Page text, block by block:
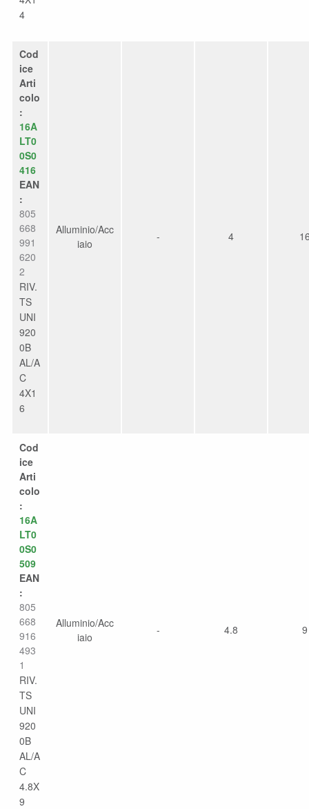
4
Cod
ice
Arti
colo
:
16A
LT0
0S0
416
EAN
:
805
668
991
620
2
RIV.
TS
UNI
920
0B
AL/A
C
4X1
6
Alluminio/Acc
iaio
- 4
Cod
ice
Arti
colo
:
16A
LT0
0S0
509
EAN
:
805
668
916
493
1
RIV.
TS
UNI
920
0B
AL/A
C
4.8X
9
Alluminio/Acc
iaio
- 4.8 9